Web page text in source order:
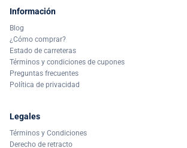
Información
Blog
¿Cómo comprar?
Estado de carreteras
Términos y condiciones de cupones
Preguntas frecuentes
Política de privacidad
Legales
Términos y Condiciones
Derecho de retracto